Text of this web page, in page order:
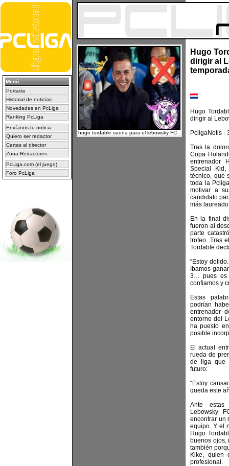
Menú
Portada
Historial de noticias
Novedades en PcLiga
Ranking PcLiga
Envíanos tu noticia
Quiero ser redactor
Cartas al director
Zona Redactores
PcLiga.com (el juego)
Foro PcLiga
hugo tordable suena para el lebowsky FC
Hugo
dirigir al
Hugo
dirigir al
PcligaNotis -
Tras la
Copa
entrenador
Special
técnico, que
toda la
motivar a
candidato
más
En la final
fueron al
parte
trofeo. Tras
Tordable
“Estoy
íbamos
3… pues es
confiamos y
Estas
podrían
entrenador
entorno del
ha puesto
posible
El actual
rueda de
de liga que
futuro:
“Estoy
queda este
Ante estas
Lebowsky
encontrar un
equipo. Y el
Hugo
buenos ojos,
también
Kike, quien
profesional.